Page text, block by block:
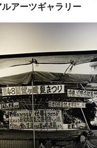
アーツギャラリー